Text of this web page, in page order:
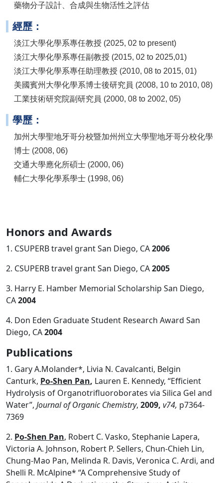
藥物分子設計、合成與生物活性之評估
經歷：
淡江大學化學系專任教授 (2025, 02 to present)
淡江大學化學系專任副教授 (2015, 02 to 2025,01)
淡江大學化學系專任助理教授 (2010, 08 to 2015, 01)
美國賓州大學化學系博士後研究員 (2008, 10 to 2010, 08)
工業技術研究院副研究員 (2000, 08 to 2002, 05)
學歷：
加州大學聖地牙哥分校暨加州州立大學聖地牙哥分校化學
博士 (2008, 06)
交通大學應化所碩士 (2000, 06)
輔仁大學化學系學士 (1998, 06)